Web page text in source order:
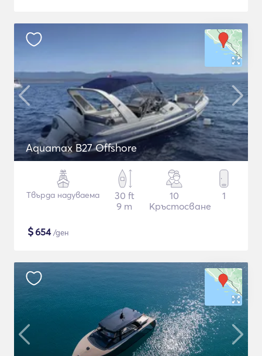
Aquamax B27 Offshore
Твърда надуваема
30 ft
9 m
10
Кръстосване
1
$654/ден